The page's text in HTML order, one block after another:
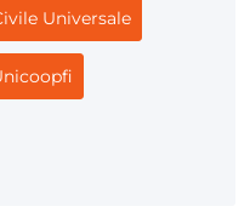
Universale